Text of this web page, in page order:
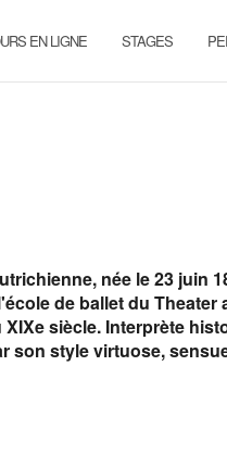
EN LIGNE STAGES
née le 23 juin
de ballet du Theater
siècle. Interprète
son style virtuose,